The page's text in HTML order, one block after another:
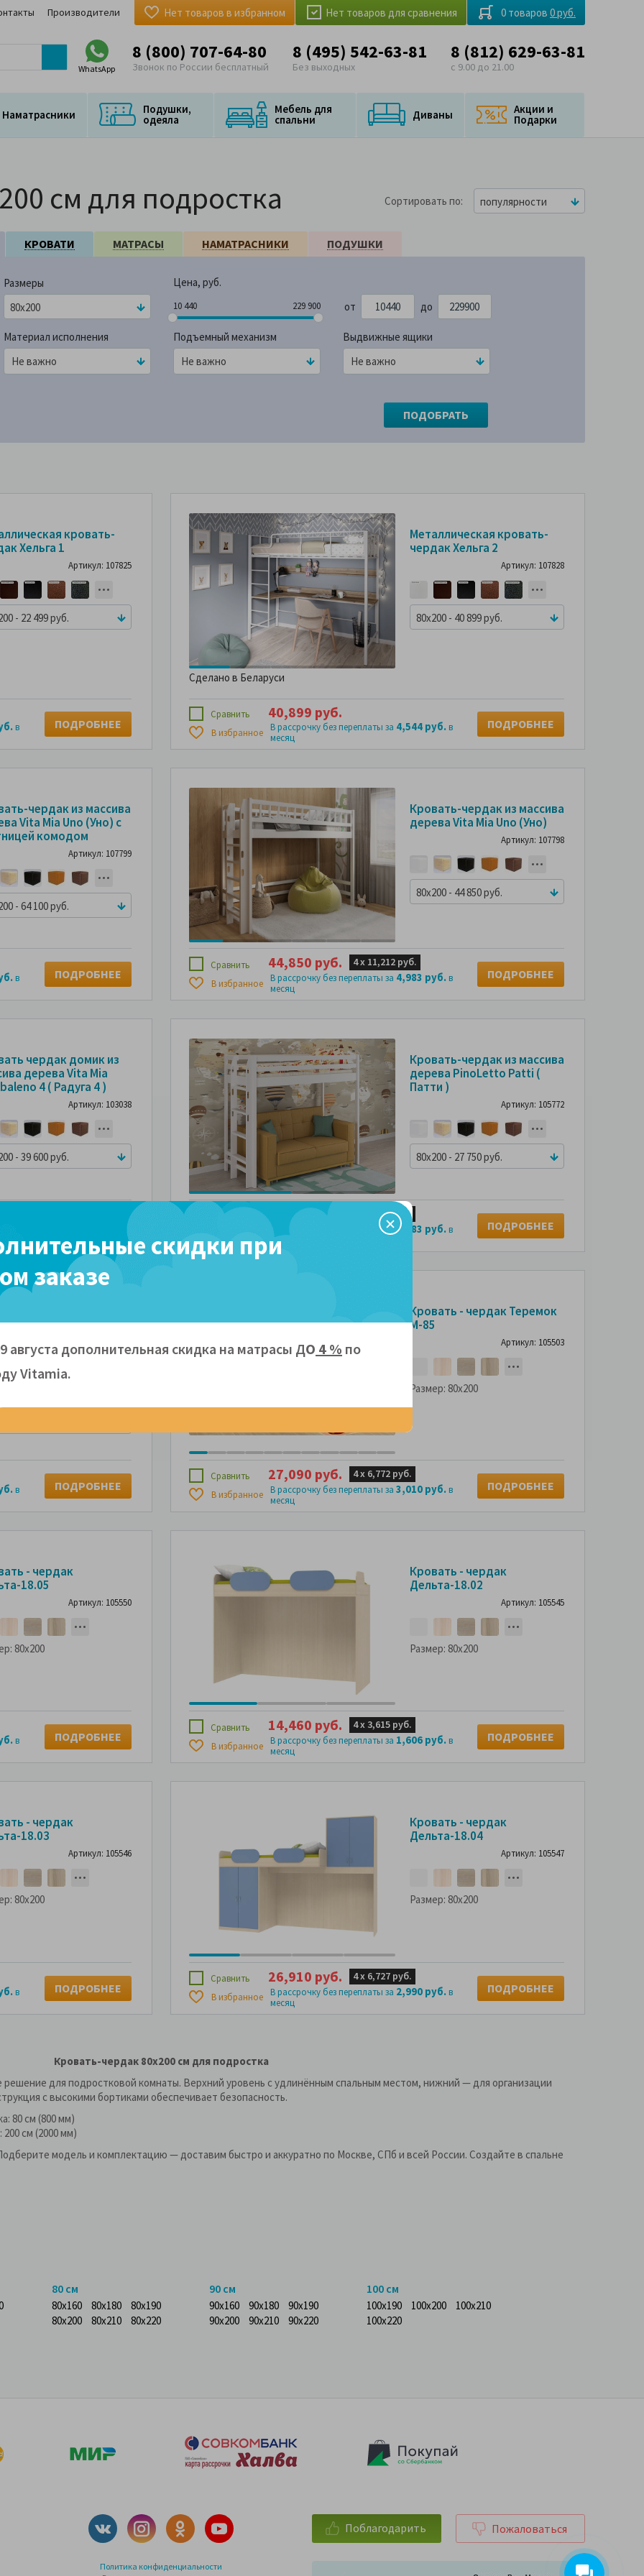
Производители Нет товаров для сравнения
Нет товаров в избранном 0 товаров 0 руб.
WhatsApp
8 (800) 707-64-80
Звонок по России бесплатный
8 (495) 542-63-81
Без выходных
8 (812) 629-63-81
с 9.00 до 21.00
Наматрасники Подушки,
одеяла
Мебель для
спальни Диваны Акции и
Подарки
см для подростка Сортировать по популярности
КРОВАТИ МАТРАСЫ НАМАТРАСНИКИ ПОДУШКИ
Размеры
80x200
Цена, руб.
10 440 229 900
10 440 229 900 от до
Материал исполнения Подъемный механизм Выдвижные ящики
кровать-
Хельга 1
Артикул: 107825
- 22 499 руб.
в
ПОДРОБНЕЕ
Металлическая кровать-
чердак Хельга 2
Артикул: 107828
80x200 - 40 899 руб.
Сделано в Беларуси
Сравнить
В избранное
40,899 руб.
В рассрочку без переплаты за 4,544 руб.в
месяц
ПОДРОБНЕЕ
СМОТРИТЕ
ФОТО
ПОКУПАТЕЛЕЙ
чердак из массива
Vita Mia Uno (Уно) с
комодом
Артикул: 107799
- 64 100 руб.
в
ПОДРОБНЕЕ
Кровать-чердак из массива
дерева Vita Mia Uno (Уно)
Артикул: 107798
80x200 - 44 850 руб.
Сравнить
В избранное
44,850 руб. 4 х 11,212 руб.
В рассрочку без переплаты за 4,983 руб.в
месяц
ПОДРОБНЕЕ
чердак домик из
дерева Vita Mia
4 ( Радуга 4 )
Артикул: 103038
- 39 600 руб.
Кровать-чердак из массива
дерева PinoLetto Patti (
Патти )
Артикул: 105772
80x200 - 27 750 руб.
Сравнить
В избранное
27,750 руб. 6,937 руб.
В рассрочку без переплаты за3,083 руб.в
месяц
ПОДРОБНЕЕ
Vita Mia Bravo (
- 57 150 руб.
в
ПОДРОБНЕЕ
Кровать - чердак Теремок
М-85
Артикул: 105503
Размер: 80x200
Сравнить
В избранное
27,090 руб. 4 х 6,772 руб.
В рассрочку без переплаты за 3,010 руб.в
месяц
ПОДРОБНЕЕ
- чердак
18.05
Артикул: 105550
80x200
в
ПОДРОБНЕЕ
Кровать - чердак
Дельта-18.02
Артикул: 105545
Размер: 80x200
Сравнить
В избранное
14,460 руб. 4 х 3,615 руб.
В рассрочку без переплаты за 1,606 руб.в
месяц
ПОДРОБНЕЕ
- чердак
18.03
Артикул: 105546
80x200
в
ПОДРОБНЕЕ
Кровать - чердак
Дельта-18.04
Артикул: 105547
Размер: 80x200
Сравнить
В избранное
26,910 руб. 4 х 6,727 руб.
В рассрочку без переплаты за 2,990 руб.в
месяц
ПОДРОБНЕЕ
Кровать-чердак 80x200 см для подростка
решение для подростковой комнаты. Верхний уровень с удлинённым спальным местом, нижний — для организации
с высокими бортиками обеспечивает безопасность.
80 см (800 мм)
см (2000 мм)
модель и комплектацию — доставим быстро и аккуратно по Москве, СПб и всей России. Создайте в спальне
80 см
80x160 80x180
80x190
80x200
80x210 80x220
90 см
90x160 90x180
90x190
90x200
90x210 90x220
100 см
100x190 100x200
100x210
100x220
Политика конфиденциальности
Поблагодарить Пожаловаться
скидки при
заказе
августа дополнительная скидка на матрасы ДО 4 % по
Vitamiа.